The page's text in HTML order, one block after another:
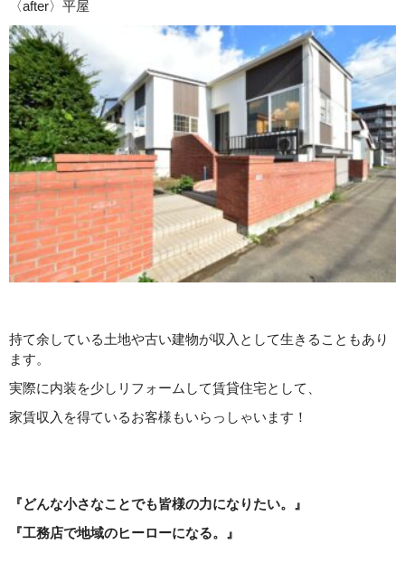
〈after〉平屋
持て余している土地や古い建物が収入として生きることもあり
ます。
実際に内装を少しリフォームして賃貸住宅として、
家賃収入を得ているお客様もいらっしゃいます！
『どんな小さなことでも皆様の力になりたい。』
『工務店で地域のヒーローになる。』